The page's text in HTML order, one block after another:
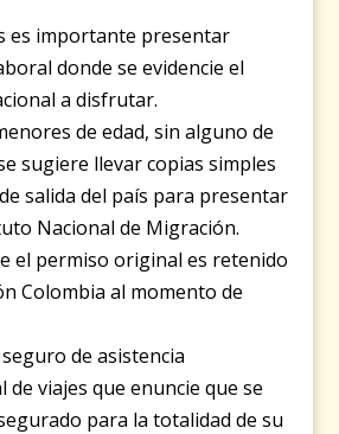
es importante presentar
donde se evidencie el
a disfrutar.
de edad, sin alguno de
sugiere llevar copias simples
salida del país para presentar
Nacional de Migración.
el permiso original es retenido
Colombia al momento de
de asistencia
de viajes que enuncie que se
para la totalidad de su